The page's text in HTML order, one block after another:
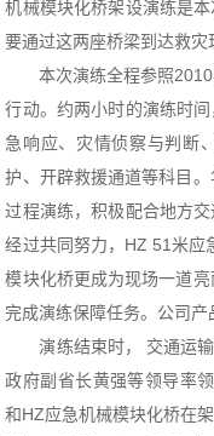
机械模块化桥架设演练是
要通过这两座桥梁到达救灾
本次演练全程参照
行动。约两小时的演练时
急响应、灾情侦察与判断
护、开辟救援通道等科目
过程演练，积极配合地方
经过共同努力，HZ 51米应
模块化桥更成为现场一道
完成演练保障任务。公司产
演练结束时， 交通运
政府副省长黄强等领导率
和HZ应急机械模块化桥在